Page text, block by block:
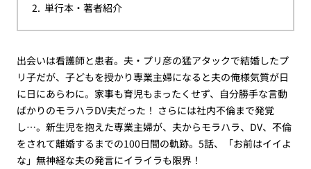
単行本・著者紹介
出会いは看護師と患者。夫・プリ彦の猛アタックで結婚したプ
リ子だが、子どもを授かり専業主婦になると夫の俺様気質が日
に日にあらわに。家事も育児もまったくせず、自分勝手な言動
ばかりのモラハラDV夫だった！ さらには社内不倫まで発覚
し…。新生児を抱えた専業主婦が、夫からモラハラ、DV、不倫
をされて離婚するまでの100日間の軌跡。5話、「お前はイイよ
な」無神経な夫の発言にイライラも限界！